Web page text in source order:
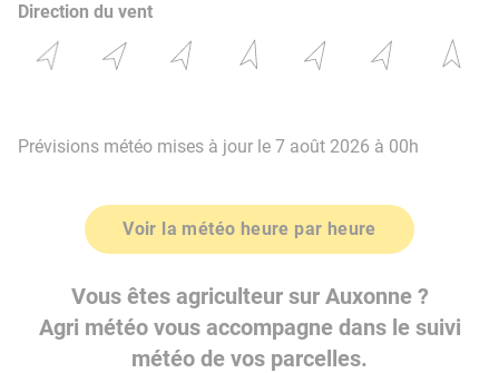
Direction du vent
Prévisions météo mises à jour le 7 août 2026 à 00h
Voir la météo heure par heure
Vous êtes agriculteur sur Auxonne ?
Agri météo vous accompagne dans le suivi
météo de vos parcelles.